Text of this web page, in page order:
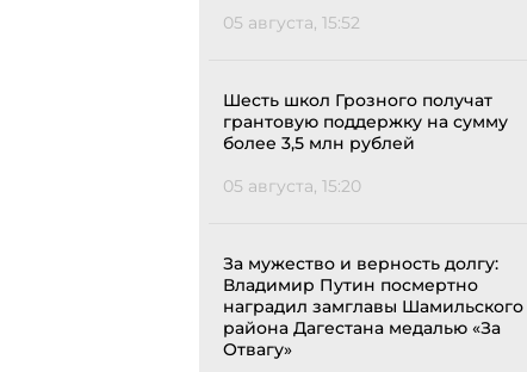
05 августа, 15:52
Шесть школ Грозного получат
грантовую поддержку на сумму
более 3,5 млн рублей
05 августа, 15:20
За мужество и верность долгу:
Владимир Путин посмертно
наградил замглавы Шамильского
района Дагестана медалью «За
Отвагу»